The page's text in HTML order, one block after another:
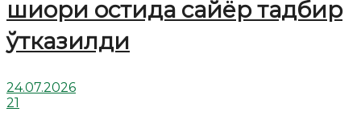
шиори остида сайёр тадбир
ўтказилди
24.07.2026
21